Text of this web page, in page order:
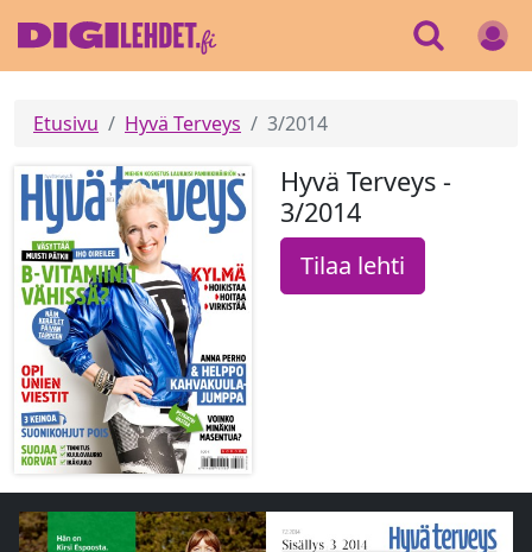
Etusivu Hyvä Terveys 3/2014
Hyvä Terveys -
3/2014
Tilaa lehti